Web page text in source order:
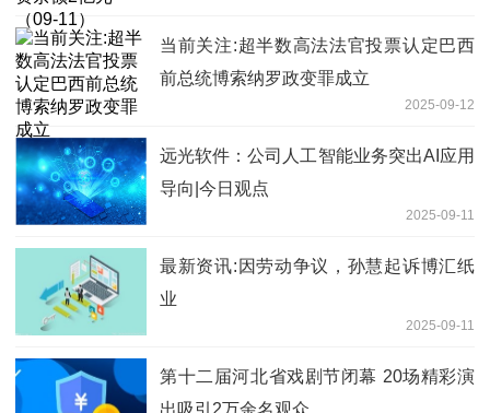
当前关注:超半数高法法官投票认定巴西
前总统博索纳罗政变罪成立
2025-09-12
远光软件：公司人工智能业务突出AI应用
导向|今日观点
2025-09-11
最新资讯:因劳动争议，孙慧起诉博汇纸
业
2025-09-11
第十二届河北省戏剧节闭幕 20场精彩演
出吸引2万余名观众